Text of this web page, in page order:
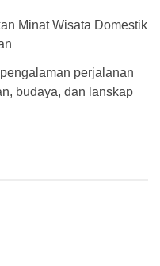
Minat Wisata Domestik
perjalanan
budaya, dan lanskap